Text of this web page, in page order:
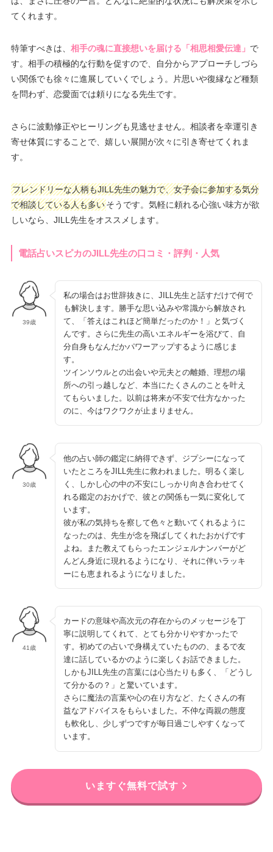
てくれます。
特筆すべきは、 相手の魂に直接想いを届ける「相思相愛伝達」 で
す。相手の積極的な行動を促すので、自分からアプローチしづら
い関係でも徐々に進展していくでしょう。片思いや復縁など種類
を問わず、恋愛面では頼りになる先生です。
さらに波動修正やヒーリングも見逃せません。相談者を幸運引き
寄せ体質にすることで、嬉しい展開が次々に引き寄せてくれま
す。
フレンドリーな人柄もJILL先生の魅力で、女子会に参加する気分
で相談している人も多いそうです。気軽に頼れる心強い味方が欲
しいなら、JILL先生をオススメします。
電話占いスピカのJILL先生の口コミ・評判・人気
39歳
私の場合はお世辞抜きに、JILL先生と話すだけで何で
も解決します。勝手な思い込みや常識から解放され
て、「答えはこれほど簡単だったのか！」と気づく
んです。さらに先生の高いエネルギーを浴びて、自
分自身もなんだかパワーアップするように感じま
す。
ツインソウルとの出会いや元夫との離婚、理想の場
所への引っ越しなど、本当にたくさんのことを叶え
てもらいました。以前は将来が不安で仕方なかった
のに、今はワクワクが止まりません。
30歳
他の占い師の鑑定に納得できず、ジプシーになって
いたところをJILL先生に救われました。明るく楽し
く、しかし心の中の不安にしっかり向き合わせてく
れる鑑定のおかげで、彼との関係も一気に変化して
います。
彼が私の気持ちを察して色々と動いてくれるように
なったのは、先生が念を飛ばしてくれたおかげです
よね。また教えてもらったエンジェルナンバーがど
んどん身近に現れるようになり、それに伴いラッキ
ーにも恵まれるようになりました。
41歳
カードの意味や高次元の存在からのメッセージを丁
寧に説明してくれて、とても分かりやすかったで
す。初めての占いで身構えていたものの、まるで友
達に話しているかのように楽しくお話できました。
しかもJILL先生の言葉には心当たりも多く、「どうし
て分かるの？」と驚いています。
さらに魔法の言葉や心の在り方など、たくさんの有
益なアドバイスをもらいました。不仲な両親の態度
も軟化し、少しずつですが毎日過ごしやすくなって
います。
いますぐ無料で試す